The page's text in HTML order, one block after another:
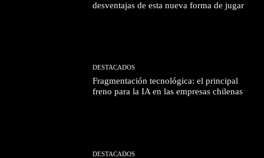
desventajas de esta nueva forma de jugar
DESTACADOS
Fragmentación tecnológica: el principal
freno para la IA en las empresas chilenas
DESTACADOS